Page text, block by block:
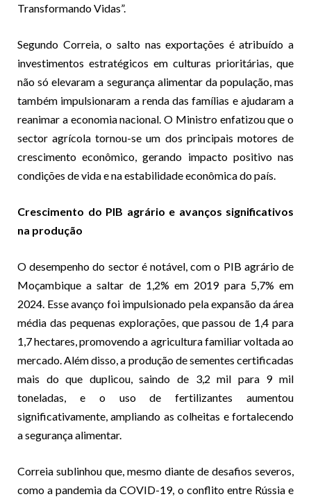
Transformando Vidas”.
Segundo Correia, o salto nas exportações é atribuído a
investimentos estratégicos em culturas prioritárias, que
não só elevaram a segurança alimentar da população, mas
também impulsionaram a renda das famílias e ajudaram a
reanimar a economia nacional. O Ministro enfatizou que o
sector agrícola tornou-se um dos principais motores de
crescimento econômico, gerando impacto positivo nas
condições de vida e na estabilidade econômica do país.
Crescimento do PIB agrário e avanços significativos
na produção
O desempenho do sector é notável, com o PIB agrário de
Moçambique a saltar de 1,2% em 2019 para 5,7% em
2024. Esse avanço foi impulsionado pela expansão da área
média das pequenas explorações, que passou de 1,4 para
1,7 hectares, promovendo a agricultura familiar voltada ao
mercado. Além disso, a produção de sementes certificadas
mais do que duplicou, saindo de 3,2 mil para 9 mil
toneladas, e o uso de fertilizantes aumentou
significativamente, ampliando as colheitas e fortalecendo
a segurança alimentar.
Correia sublinhou que, mesmo diante de desafios severos,
como a pandemia da COVID-19, o conflito entre Rússia e